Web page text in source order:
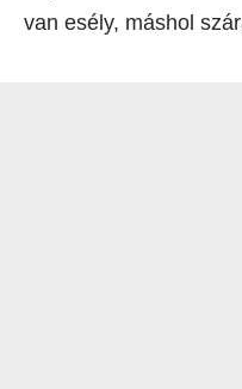
van esély, máshol